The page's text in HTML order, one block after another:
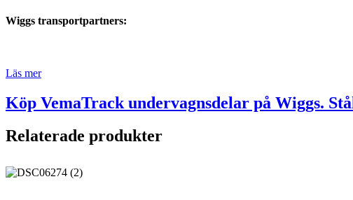
Wiggs transportpartners:
Läs mer
Köp VemaTrack undervagnsdelar på Wiggs.
Relaterade produkter